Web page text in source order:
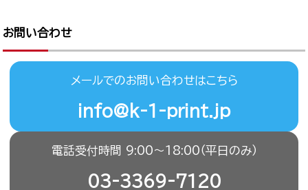
お問い合わせ
メールでのお問い合わせはこちら
info@k-1-print.jp
電話受付時間 9:00〜18:00（平日のみ）
03-3369-7120